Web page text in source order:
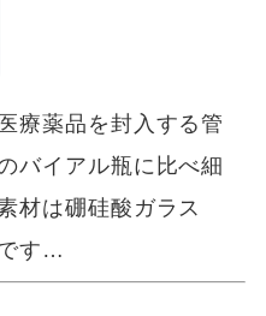
療薬品を封入する管
バイアル瓶に比べ細
材は硼硅酸ガラス
す…